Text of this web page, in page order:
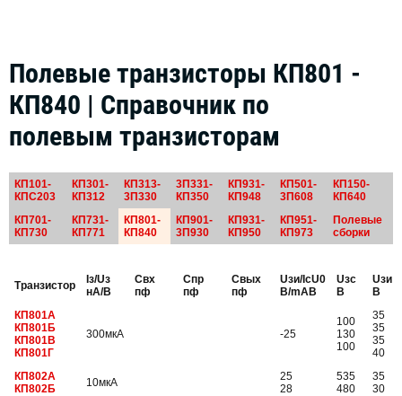
Полевые транзисторы КП801 -
КП840 | Справочник по
полевым транзисторам
КП101-
КПС203
КП301-
КП312
КП313-
3П330
3П331-
КП350
КП931-
КП948
КП501-
3П608
КП150-
КП640
КП701-
КП730
КП731-
КП771
КП801-
КП840
КП901-
3П930
КП931-
КП950
КП951-
КП973
Полевые
сборки
Транзистор
Iз/Uз
нА/В
Cвх
пф
Cпр
пф
Cвых
пф
Uзи/IсU0
В/mАВ
Uзс
В
Uзи
В
КП801А
КП801Б
КП801В
КП801Г
300мкА -25
100
130
100
35
35
35
40
КП802А
КП802Б
10мкА
25
28
535
480
35
30